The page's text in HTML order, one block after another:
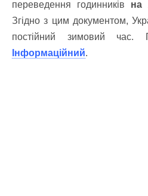
переведення годинників на
Згідно з цим документом,
постійний зимовий
Інформаційний.